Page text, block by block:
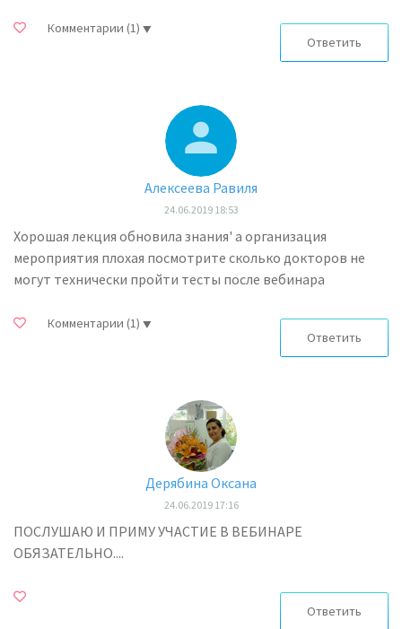
Комментарии (1)
Ответить
Алексеева Равиля
24.06.2019 18:53
Хорошая лекция обновила знания' а организация
мероприятия плохая посмотрите сколько докторов не
могут технически пройти тесты после вебинара
Комментарии (1)
Ответить
Дерябина Оксана
24.06.2019 17:16
ПОСЛУШАЮ И ПРИМУ УЧАСТИЕ В ВЕБИНАРЕ
ОБЯЗАТЕЛЬНО....
Ответить